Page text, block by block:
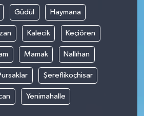
Güdül Haymana
Kalecik Keçiören
Mamak Nallıhan
Şereflikoçhisar
Yenimahalle